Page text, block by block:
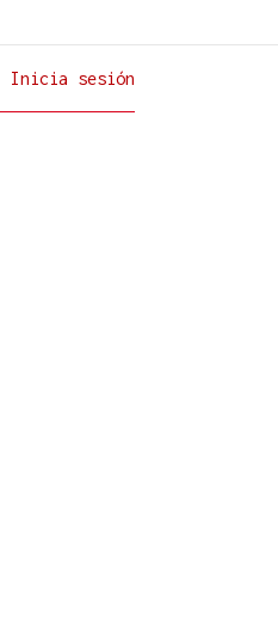
Inicia sesión